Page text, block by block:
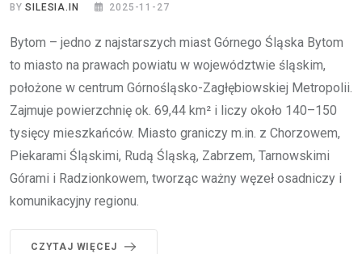
BYSILESIA.IN 2025-11-27
Bytom – jedno z najstarszych miast Górnego Śląska Bytom
to miasto na prawach powiatu w województwie śląskim,
położone w centrum Górnośląsko-Zagłębiowskiej Metropolii.
Zajmuje powierzchnię ok. 69,44 km² i liczy około 140–150
tysięcy mieszkańców. Miasto graniczy m.in. z Chorzowem,
Piekarami Śląskimi, Rudą Śląską, Zabrzem, Tarnowskimi
Górami i Radzionkowem, tworząc ważny węzeł osadniczy i
komunikacyjny regionu.
CZYTAJ WIĘCEJ